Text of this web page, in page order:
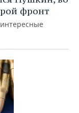
фронт